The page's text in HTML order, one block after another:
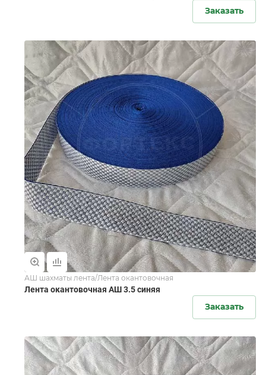
Заказать
АШ шахматы лента/Лента окантовочная
Лента окантовочная АШ 3.5 синяя
Заказать